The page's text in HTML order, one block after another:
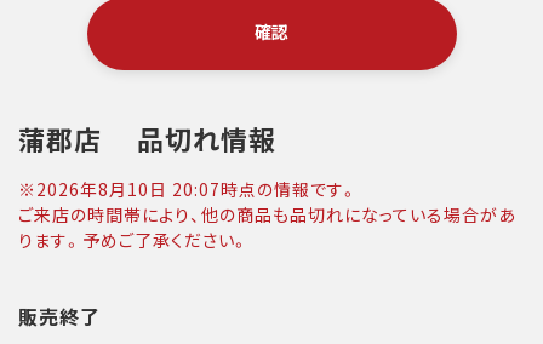
確認
蒲郡店 品切れ情報
※ 2026年8月10日 20:07時点の情報です。
ご来店の時間帯により、他の商品も品切れになっている場合があ
ります。予めご了承ください。
販売終了